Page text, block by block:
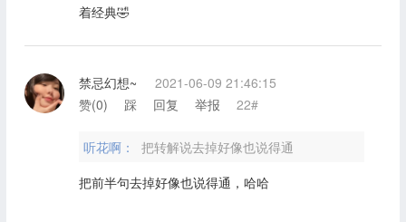
着经典🤣
禁忌幻想~
2021-06-09 21:46:15
赞(0) 踩 回复 举报 22#
听花啊：
把转解说去掉好像也说得通
把前半句去掉好像也说得通，哈哈